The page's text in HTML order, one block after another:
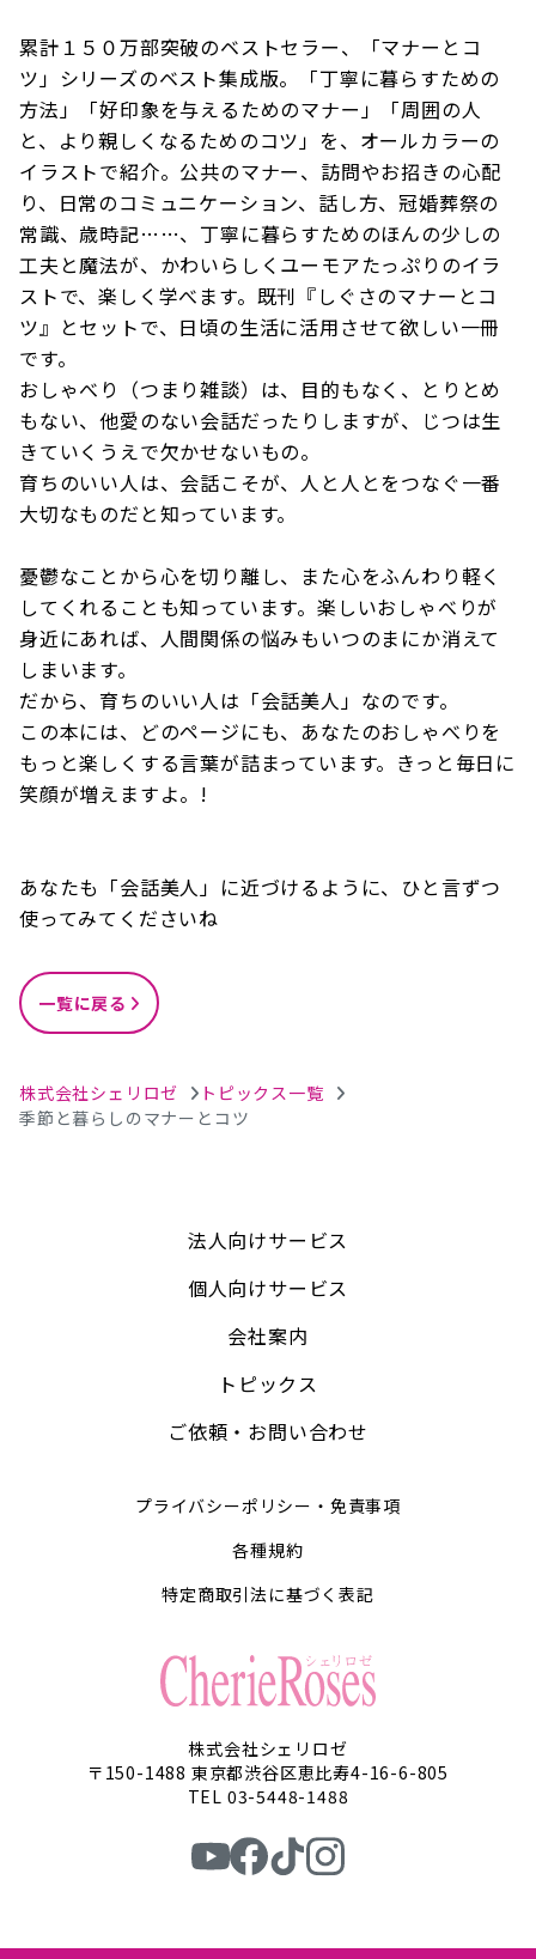
株式会社シェリロゼ
トピックス一覧
季節と暮らしのマナーとコツ
累計１５０万部突破のベストセラー、「マナーとコ
ツ」シリーズのベスト集成版。「丁寧に暮らすための
方法」「好印象を与えるためのマナー」「周囲の人
と、より親しくなるためのコツ」を、オールカラーの
イラストで紹介。公共のマナー、訪問やお招きの心配
り、日常のコミュニケーション、話し方、冠婚葬祭の
常識、歳時記……、丁寧に暮らすためのほんの少しの
工夫と魔法が、かわいらしくユーモアたっぷりのイラ
ストで、楽しく学べます。既刊『しぐさのマナーとコ
ツ』とセットで、日頃の生活に活用させて欲しい一冊
です。
おしゃべり（つまり雑談）は、目的もなく、とりとめ
もない、他愛のない会話だったりしますが、じつは生
きていくうえで欠かせないもの。
育ちのいい人は、会話こそが、人と人とをつなぐ一番
大切なものだと知っています。
憂鬱なことから心を切り離し、また心をふんわり軽く
してくれることも知っています。楽しいおしゃべりが
身近にあれば、人間関係の悩みもいつのまにか消えて
しまいます。
だから、育ちのいい人は「会話美人」なのです。
この本には、どのページにも、あなたのおしゃべりを
もっと楽しくする言葉が詰まっています。きっと毎日に
笑顔が増えますよ。!
あなたも「会話美人」に近づけるように、ひと言ずつ
使ってみてくださいね
一覧に戻る
法人向けサービス
個人向けサービス
会社案内
トピックス
ご依頼・お問い合わせ
プライバシーポリシー・免責事項
各種規約
特定商取引法に基づく表記
株式会社シェリロゼ
〒150-1488 東京都渋谷区恵比寿4-16-6-805
TEL 03-5448-1488